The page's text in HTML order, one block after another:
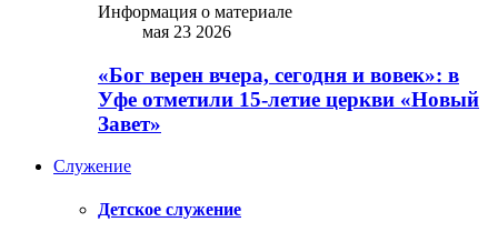
Информация о материале
мая 23 2026
«Бог верен вчера, сегодня и вовек»: в
Уфе отметили 15-летие церкви «Новый
Завет»
Служение
Детское служение